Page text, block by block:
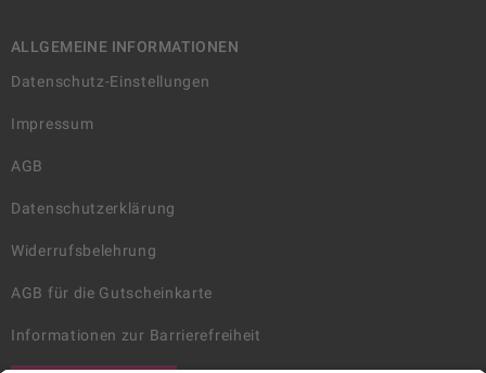
ALLGEMEINE INFORMATIONEN
Datenschutz-Einstellungen
Impressum
AGB
Datenschutzerklärung
Widerrufsbelehrung
AGB für die Gutscheinkarte
Informationen zur Barrierefreiheit